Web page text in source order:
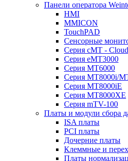
Панели оператора
HMI
MMICON
TouchPAD
Сенсорные
Серия cMT -
Серия eMT3000
Серия MT6000
Серия MT8000i/
Серия MT8000iE
Серия MT8000XE
Серия mTV-100
Платы и модули сбора
ISA платы
PCI платы
Дочерние платы
Клеммные и
Платы